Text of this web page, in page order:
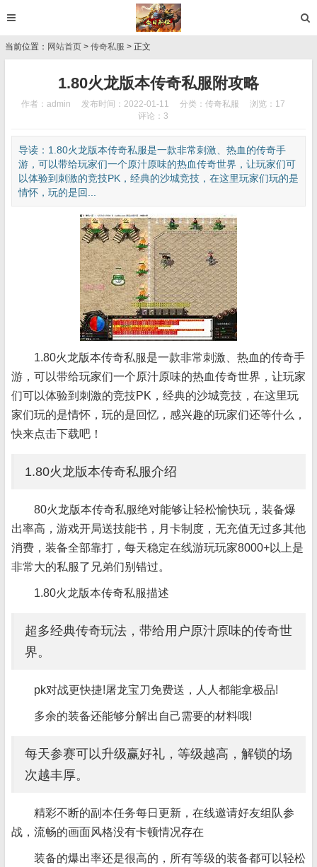
当前位置： 网站首页 > 传奇私服 > 正文
1.80火龙版本传奇私服附攻略
作者：admin 发布时间：2022-01-11 分类： 传奇私服
浏览：17
评论：3
导读：1.80火龙版本传奇私服是一款非常刺激、热血的传奇手
游，可以带给玩家们一个原汁原味的热血传奇世界，让玩家们可
以体验到刺激的竞技PK，经典的沙城竞技，在这里玩家们玩的是
情怀，玩的是回...
1.80火龙版本传奇私服是一款非常刺激、热血的传奇手
游，可以带给玩家们一个原汁原味的热血传奇世界，让玩家
们可以体验到刺激的竞技PK，经典的沙城竞技，在这里玩
家们玩的是情怀，玩的是回忆，感兴趣的玩家们还等什么，
快来点击下载吧！
1.80火龙版本传奇私服介绍
80火龙版本传奇私服绝对能够让轻松愉快玩，装备爆
出率高，游戏开局送技能书，月卡制度，无充值无过多其他
消费，装备全部靠打，每天稳定在线游玩玩家8000+以上是
非常大的私服了兄弟们别错过。
1.80火龙版本传奇私服描述
超多经典传奇玩法，带给用户原汁原味的传奇世
界。
pk对战更快捷!屠龙宝刀免费送，人人都能拿极品!
多余的装备还能够分解出自己需要的材料哦!
每天参赛可以升级赢好礼，等级越高，解锁的场
次越丰厚。
精彩不断的副本任务每日更新，在线邀请好友组队参
战，流畅的画面风格没有卡顿情况存在
装备的爆出率还是很高的，所有等级的装备都可以轻松